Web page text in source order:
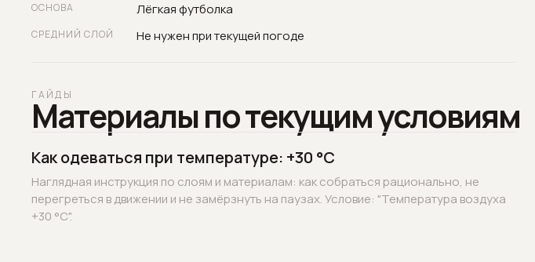
ОСНОВА Лёгкая футболка
СРЕДНИЙ СЛОЙ Не нужен при текущей погоде
ГАЙДЫ
Материалы по текущим условиям
Как одеваться при температуре: +30 °C
Наглядная инструкция по слоям и материалам: как собраться рационально, не
перегреться в движении и не замёрзнуть на паузах. Условие: "Температура воздуха
+30 °C".